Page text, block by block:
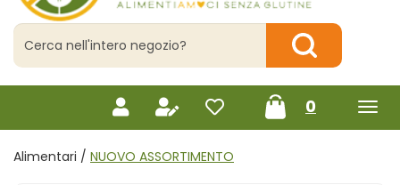
Cerca
Prodotto
Cerca Prodotto
0prodotti
inseriti
Alimentari / NUOVO ASSORTIMENTO